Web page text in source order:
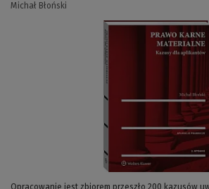
Opracowanie jest zbiorem przeszło 200 kazusów
Michał Błoński